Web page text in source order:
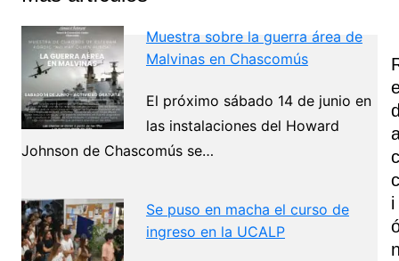
Muestra sobre la guerra área de
Malvinas en Chascomús
El próximo sábado 14 de junio en
las instalaciones del Howard
Johnson de Chascomús se…
Se puso en macha el curso de
ingreso en la UCALP
I